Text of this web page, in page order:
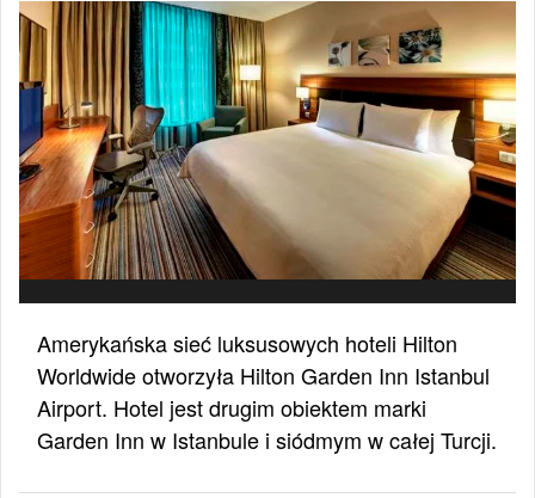
Amerykańska sieć luksusowych hoteli Hilton
Worldwide otworzyła Hilton Garden Inn Istanbul
Airport. Hotel jest drugim obiektem marki
Garden Inn w Istanbule i siódmym w całej Turcji.